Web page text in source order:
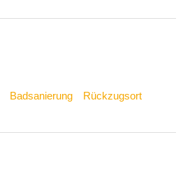
Badsanierung
Rückzugsort